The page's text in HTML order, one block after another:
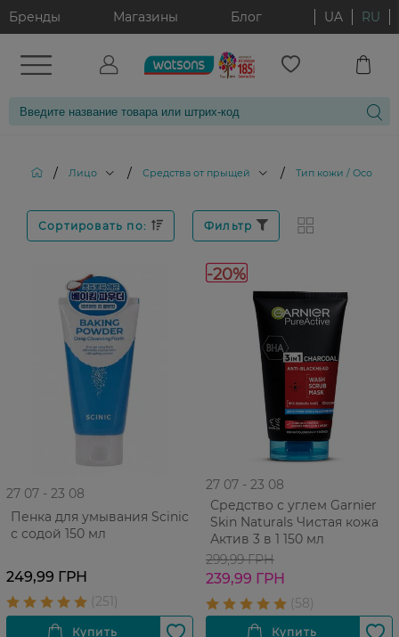
Бренды Магазины Блог UA RU
/ Лицо / Средства от прыщей / Тип кожи /
Сортировать по: Фильтр
27 07 - 23 08
Пенка для умывания Scinic
с содой 150 мл
249,99 ГРН
-20%
27 07 - 23 08
Средство с углем Garnier
Skin Naturals Чистая кожа
Актив 3 в 1 150 мл
299,99 ГРН
239,99 ГРН